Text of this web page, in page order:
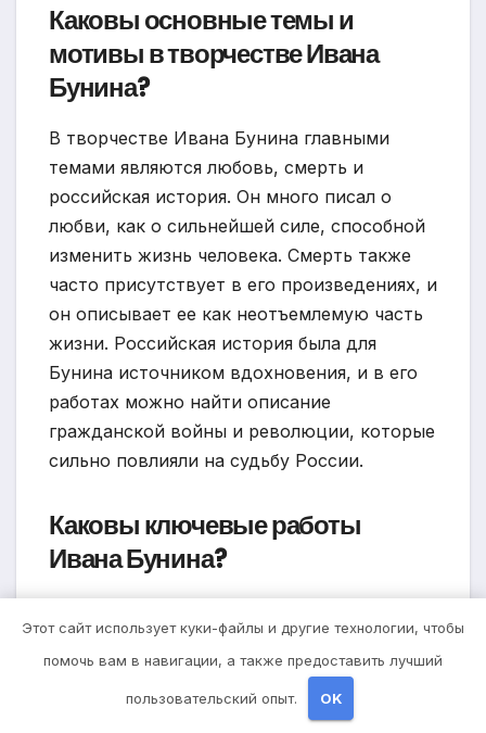
Каковы основные темы и
мотивы в творчестве Ивана
Бунина?
В творчестве Ивана Бунина главными
темами являются любовь, смерть и
российская история. Он много писал о
любви, как о сильнейшей силе, способной
изменить жизнь человека. Смерть также
часто присутствует в его произведениях, и
он описывает ее как неотъемлемую часть
жизни. Российская история была для
Бунина источником вдохновения, и в его
работах можно найти описание
гражданской войны и революции, которые
сильно повлияли на судьбу России.
Каковы ключевые работы
Ивана Бунина?
произведений, но некоторые из них
считаются его ключевыми работами.
Одним из них является роман «Жизнь
Арсеньева», который описывает жизнь
Этот сайт использует куки-файлы и другие технологии, чтобы
помочь вам в навигации, а также предоставить лучший
пользовательский опыт. OK